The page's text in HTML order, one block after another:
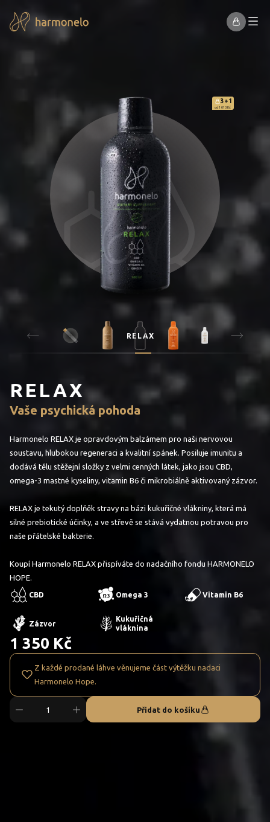
3+1
od 1 013 Kč
RELAX
RELAX
Vaše psychická pohoda
Harmonelo RELAX je opravdovým balzámem pro naši nervovou
soustavu, hlubokou regeneraci a kvalitní spánek. Posiluje imunitu a
dodává tělu stěžejní složky z velmi cenných látek, jako jsou CBD,
omega-3 mastné kyseliny, vitamin B6 či mikrobiálně aktivovaný zázvor.
RELAX je tekutý doplňěk stravy na bázi kukuřičné vlákniny, která má
silné prebiotické účinky, a ve střevě se stává vydatnou potravou pro
naše přátelské bakterie.
Koupí Harmonelo RELAX přispíváte do nadačního fondu HARMONELO
HOPE.
CBD Omega 3 Vitamin B6
Zázvor
Kukuřičná
vláknina
1 350 Kč
Z každé prodané láhve věnujeme část výtěžku nadaci
Harmonelo Hope.
Přidat do košíku